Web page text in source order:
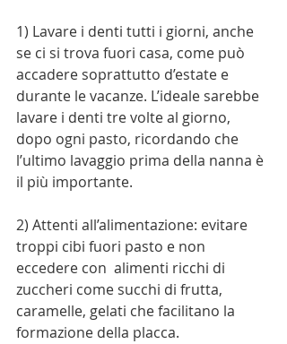
1) Lavare i denti tutti i giorni, anche
se ci si trova fuori casa, come può
accadere soprattutto d’estate e
durante le vacanze. L’ideale sarebbe
lavare i denti tre volte al giorno,
dopo ogni pasto, ricordando che
l’ultimo lavaggio prima della nanna è
il più importante.
2) Attenti all’alimentazione: evitare
troppi cibi fuori pasto e non
eccedere con  alimenti ricchi di
zuccheri come succhi di frutta,
caramelle, gelati che facilitano la
formazione della placca.